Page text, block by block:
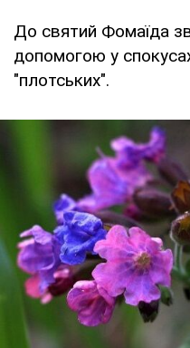
До святий Фомаїда
допомогою у
"плотських".